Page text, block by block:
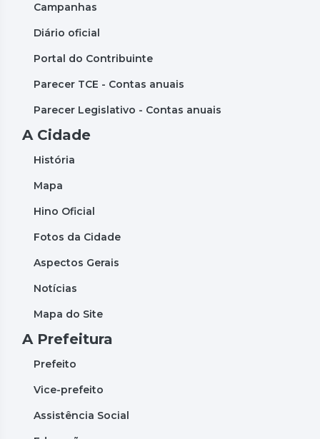
Campanhas
Diário oficial
Portal do Contribuinte
Parecer TCE - Contas anuais
Parecer Legislativo - Contas anuais
A Cidade
História
Mapa
Hino Oficial
Fotos da Cidade
Aspectos Gerais
Notícias
Mapa do Site
A Prefeitura
Prefeito
Vice-prefeito
Assistência Social